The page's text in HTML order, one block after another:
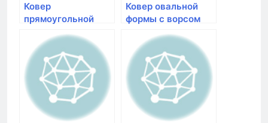
Ковер
прямоугольной
синего цвета
Меринос Shaggy
Ultra s608 green-
blue | коврики с
высоким ворсом
Merinos в Красно
Ковер овальной
формы с ворсом
Меринос Shaggy
Ultra s600 cream-
d.beige | купить
длинноворсовые
ковры Merinos в
Кра